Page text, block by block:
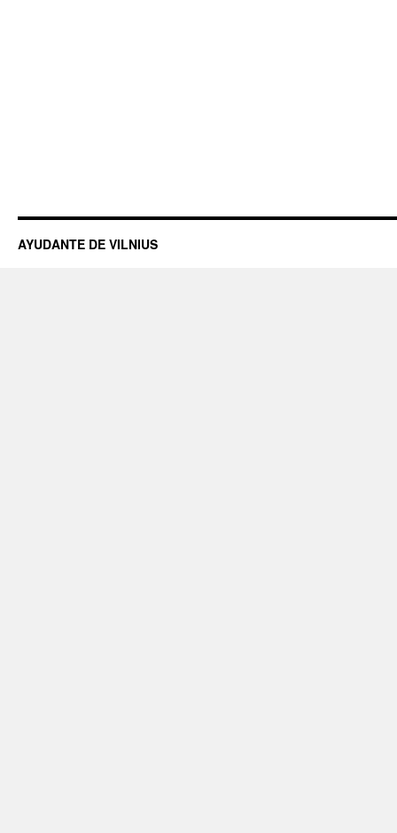
AYUDANTE DE VILNIUS